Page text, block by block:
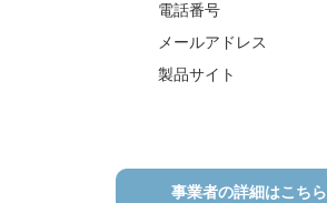
電話番号
メールアドレス
製品サイト
事業者の詳細はこちら